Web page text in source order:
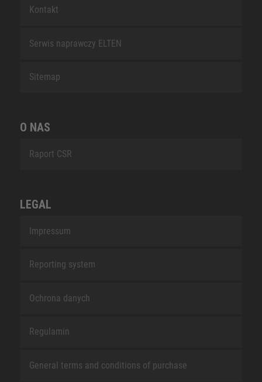
Kontakt
Serwis naprawczy ELTEN
Sitemap
O NAS
Raport CSR
LEGAL
Impressum
Reporting system
Ochrona danych
Regulamin
General terms and conditions of purchase